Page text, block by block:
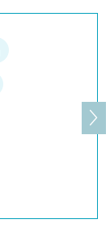
下